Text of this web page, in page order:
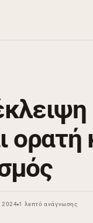
2024 1 λεπτό ανάγνωσης